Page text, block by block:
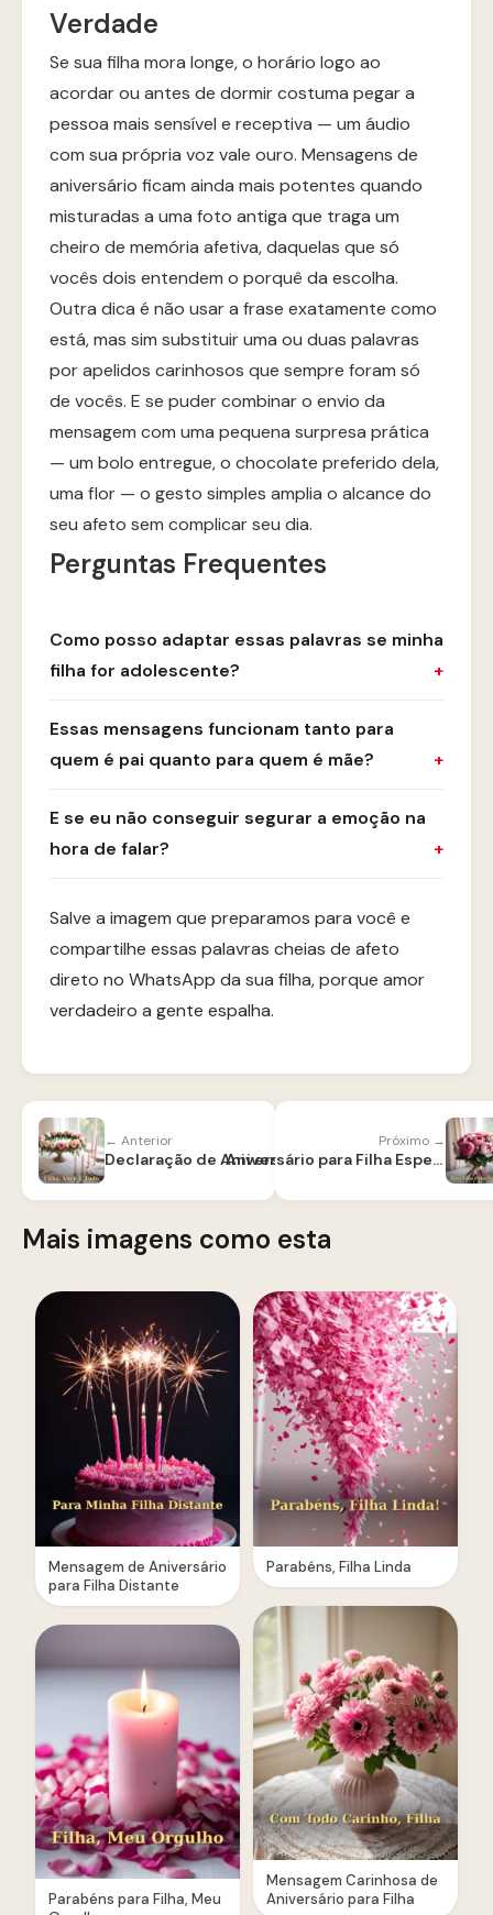
Verdade
Se sua filha mora longe, o horário logo ao
acordar ou antes de dormir costuma pegar a
pessoa mais sensível e receptiva — um áudio
com sua própria voz vale ouro. Mensagens de
aniversário ficam ainda mais potentes quando
misturadas a uma foto antiga que traga um
cheiro de memória afetiva, daquelas que só
vocês dois entendem o porquê da escolha.
Outra dica é não usar a frase exatamente como
está, mas sim substituir uma ou duas palavras
por apelidos carinhosos que sempre foram só
de vocês. E se puder combinar o envio da
mensagem com uma pequena surpresa prática
— um bolo entregue, o chocolate preferido dela,
uma flor — o gesto simples amplia o alcance do
seu afeto sem complicar seu dia.
Perguntas Frequentes
Como posso adaptar essas palavras se minha
filha for adolescente?
Essas mensagens funcionam tanto para
quem é pai quanto para quem é mãe?
E se eu não conseguir segurar a emoção na
hora de falar?
Salve a imagem que preparamos para você e
compartilhe essas palavras cheias de afeto
direto no WhatsApp da sua filha, porque amor
verdadeiro a gente espalha.
← Anterior
Declaração de Aniversário para Filha
Próximo →
Aniversário para Filha Especial
Mais imagens como esta
Mensagem de Aniversário
para Filha Distante
Parabéns para Filha, Meu
Parabéns, Filha Linda
Mensagem Carinhosa de
Aniversário para Filha